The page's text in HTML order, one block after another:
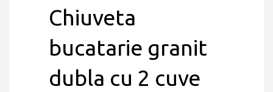
Chiuveta
bucatarie granit
dubla cu 2 cuve